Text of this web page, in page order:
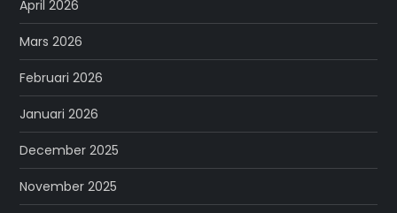
April 2026
Mars 2026
Februari 2026
Januari 2026
December 2025
November 2025